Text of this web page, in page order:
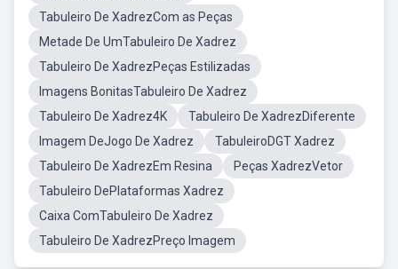
Tabuleiro De XadrezCom as Peças
Metade De UmTabuleiro De Xadrez
Tabuleiro De XadrezPeças Estilizadas
Imagens BonitasTabuleiro De Xadrez
Tabuleiro De Xadrez4K
Tabuleiro De XadrezDiferente
Imagem DeJogo De Xadrez
TabuleiroDGT Xadrez
Tabuleiro De XadrezEm Resina
Peças XadrezVetor
Tabuleiro DePlataformas Xadrez
Caixa ComTabuleiro De Xadrez
Tabuleiro De XadrezPreço Imagem